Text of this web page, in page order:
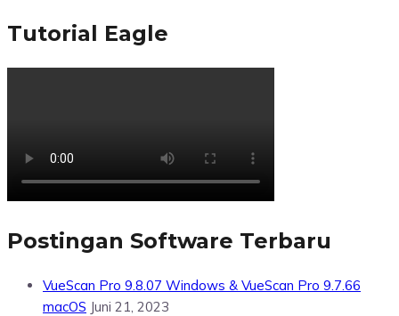
Tutorial Eagle
Postingan Software Terbaru
VueScan Pro 9.8.07 Windows & VueScan Pro 9.7.66
macOS Juni 21, 2023